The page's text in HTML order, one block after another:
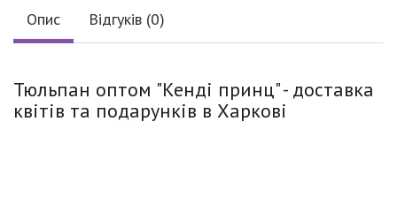
Опис Відгуків (0)
Тюльпан оптом "Кенді принц" - доставка
квітів та подарунків в Харкові